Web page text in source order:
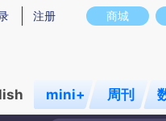
意图存在偏差。不代表财新观点和
商城
注册
mini+ 周刊